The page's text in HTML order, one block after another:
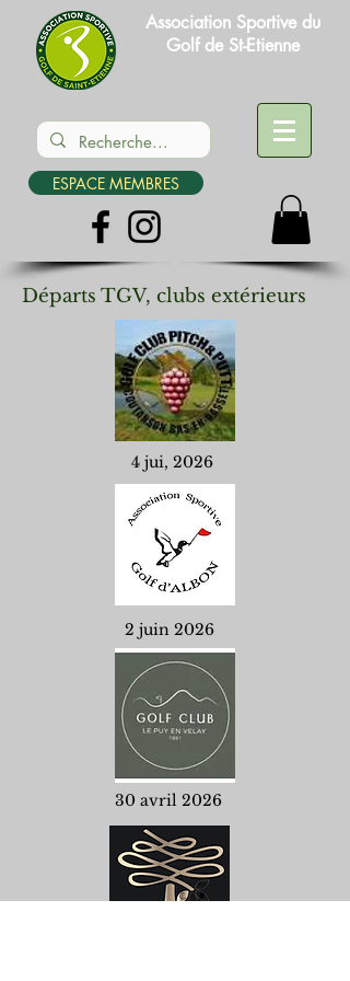
Association Sportive du
Golf de St-Etienne
ESPACE MEMBRES
Départs TGV, clubs extérieurs
4 jui, 2026
2 juin 2026
30 avril 2026